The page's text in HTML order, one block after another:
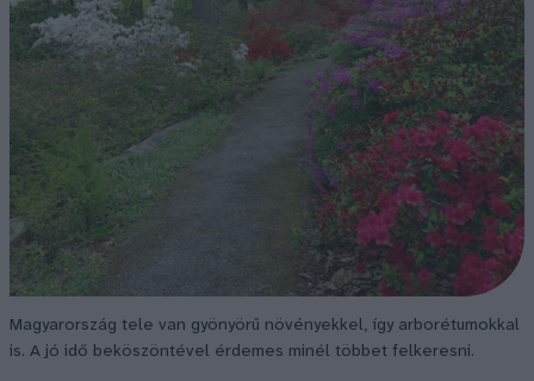
Magyarország tele van gyönyörű növényekkel, így arborétumokkal
is. A jó idő beköszöntével érdemes minél többet felkeresni.